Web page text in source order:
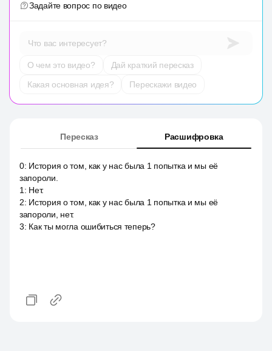
Задайте вопрос по видео
Что вас интересует?
О чем это видео?
Дай краткий пересказ
Какая основная идея?
Перескажи видео
Пересказ Расшифровка
0: История о том, как у нас была 1 попытка и мы её
запороли.
1 : Нет.
2: История о том, как у нас была 1 попытка и мы её
запороли, нет.
3: Как ты могла ошибиться теперь?